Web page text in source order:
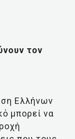
τον
Ελλήνων
μπορεί να